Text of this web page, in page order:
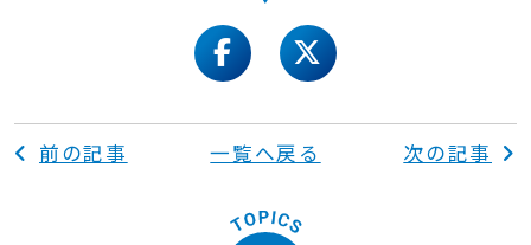
facebooktwitter
前の記事 一覧へ戻る 次の記事